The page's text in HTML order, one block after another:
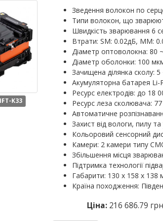
K33
Зведення волокон по
Типи волокон, що
Швидкість зварювання 6
Втрати: SM: 0.02дБ, MM:
Діаметр оптоволокна: 80
Діаметр оболонки: 100
Зачищена ділянка сколу:
Акумуляторна батарея Li-
Ресурс електродів: до 18
Ресурс леза сколювача: 77
Автоматичне
Захист від вологи, пилу та
Кольоровий сенсорний
Камери: 2 камери типу
Збільшення місця
Підтримка технології
Габарити: 130 х 158 х 138
Країна походження:
Ціна: 216 686.79